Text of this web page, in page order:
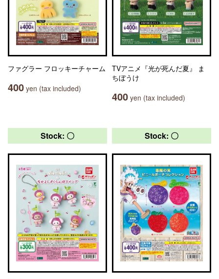
ファグラー フロッキーチャーム
400 yen (tax included)
TVアニメ『光が死んだ夏』 ま
ちぼうけ
400 yen (tax included)
Stock: 〇 Stock: 〇